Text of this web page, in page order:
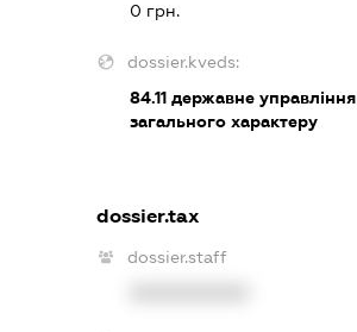
0 грн.
dossier.kveds:
84.11державне управління
загального характеру
dossier.tax
dossier.staff